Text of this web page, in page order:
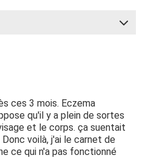
ces 3 mois. Eczema
qu'il y a plein de sortes
et le corps. ça suentait
voilà, j'ai le carnet de
ce qui n'a pas fonctionné